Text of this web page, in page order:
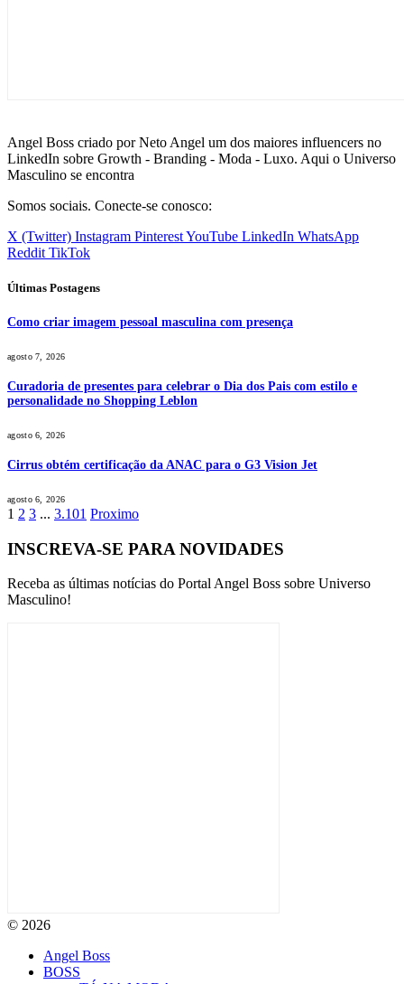
Angel Boss criado por Neto Angel um dos maiores influencers no
LinkedIn sobre Growth - Branding - Moda - Luxo. Aqui o Universo
Masculino se encontra
Somos sociais. Conecte-se conosco:
X (Twitter) Instagram PinterestYouTube LinkedIn WhatsApp
Reddit TikTok
Últimas Postagens
Como criar imagem pessoal masculina com presença
agosto 7, 2026
Curadoria de presentes para celebrar o Dia dos Pais com estilo e
personalidade no Shopping Leblon
agosto 6, 2026
Cirrus obtém certificação da ANAC para o G3 Vision Jet
agosto 6, 2026
1 2 3 ... 3.101 Proximo
INSCREVA-SE PARA NOVIDADES
Receba as últimas notícias do Portal Angel Boss sobre Universo
Masculino!
© 2026
Angel Boss
BOSS